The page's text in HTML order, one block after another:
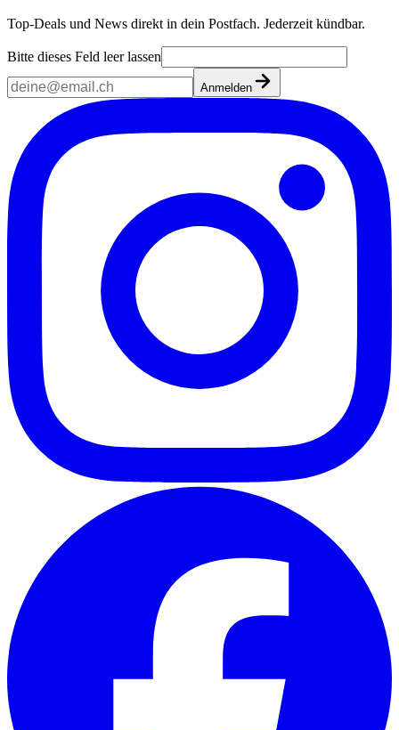
Top-Deals und News direkt in dein Postfach. Jederzeit kündbar.
Bitte dieses Feld leer lassen
Anmelden